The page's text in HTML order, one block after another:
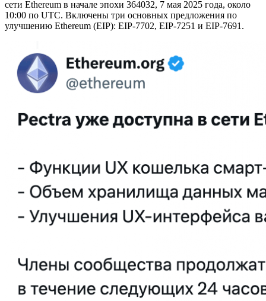
сети Ethereum в начале эпохи 364032, 7 мая 2025 года, около
10:00 по UTC. Включены три основных предложения по
улучшению Ethereum (EIP): EIP-7702, EIP-7251 и EIP-7691.